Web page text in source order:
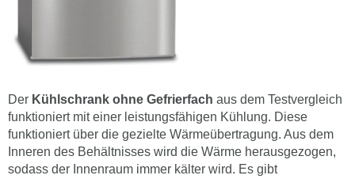
Der Kühlschrank ohne Gefrierfach aus dem Testvergleich
funktioniert mit einer leistungsfähigen Kühlung. Diese
funktioniert über die gezielte Wärmeübertragung. Aus dem
Inneren des Behältnisses wird die Wärme herausgezogen,
sodass der Innenraum immer kälter wird. Es gibt